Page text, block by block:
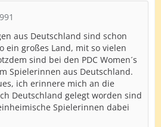
aus Deutschland sind schon
ein großes Land, mit so vielen
sind bei den PDC Women´s
Spielerinnen aus Deutschland.
ich erinnere mich an die
Deutschland gelegt worden sind
Spielerinnen dabei